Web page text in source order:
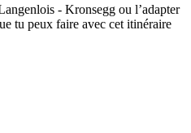
- Kronsegg ou l’adapter
tu peux faire avec cet itinéraire